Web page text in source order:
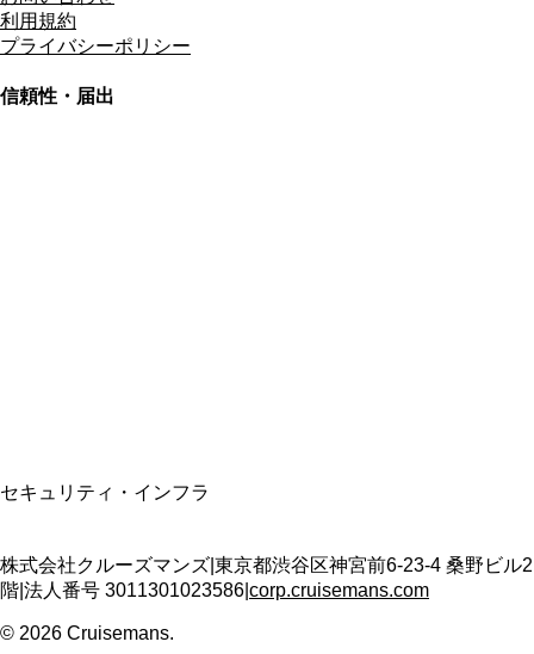
利用規約
プライバシーポリシー
信頼性・届出
セキュリティ・インフラ
株式会社クルーズマンズ 東京都渋谷区神宮前6-23-4 桑野ビル2
階 法人番号 3011301023586 corp.cruisemans.com
© 2026 Cruisemans.